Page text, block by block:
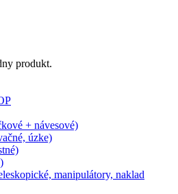
produkt.
+ návesové)
úzke)
manipulátory, naklad